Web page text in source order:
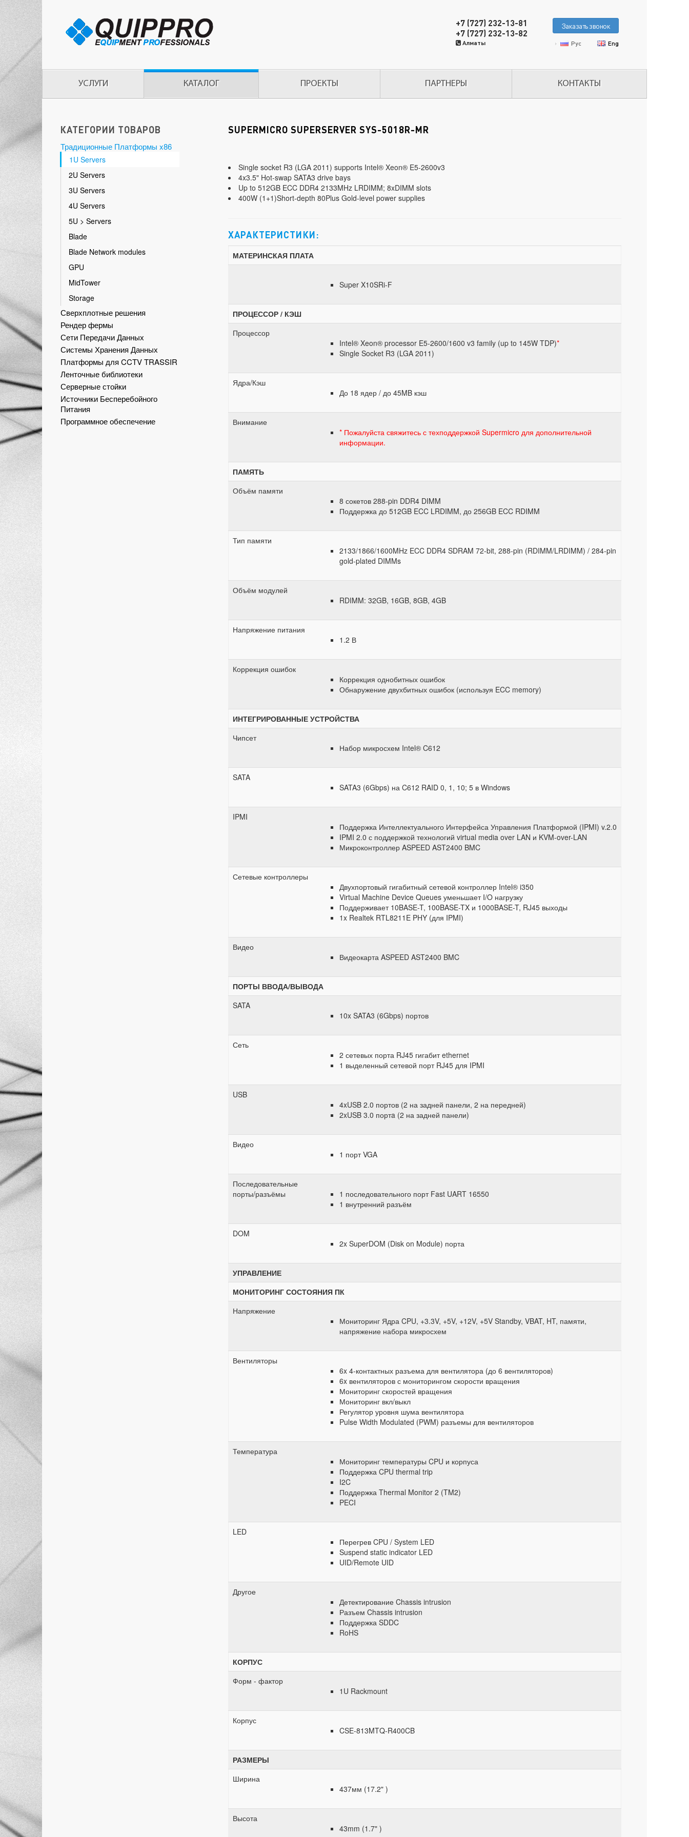
+7 (727) 232-13-81
+7 (727) 232-13-82
Алматы
Заказать звонок
Рус Eng
УСЛУГИ КАТАЛОГ ПРОЕКТЫ ПАРТНЕРЫ КОНТАКТЫ
КАТЕГОРИИ ТОВАРОВ
Традиционные Платформы x86
1U Servers
2U Servers
3U Servers
4U Servers
5U > Servers
Blade
Blade Network modules
GPU
MidTower
Storage
Сверхплотные решения
Рендер фермы
Сети Передачи Данных
Системы Хранения Данных
Платформы для CCTV TRASSIR
Ленточные библиотеки
Серверные стойки
Источники Бесперебойного
Питания
Программное обеспечение
SUPERMICRO SUPERSERVER SYS-5018R-MR
Single socket R3 (LGA 2011) supports Intel® Xeon® E5-2600v3
4x3.5" Hot-swap SATA3 drive bays
Up to 512GB ECC DDR4 2133MHz LRDIMM; 8xDIMM slots
400W (1+1)Short-depth 80Plus Gold-level power supplies
ХАРАКТЕРИСТИКИ:
МАТЕРИНСКАЯ ПЛАТА
Super X10SRi-F
ПРОЦЕССОР / КЭШ
Процессор
Intel® Xeon® processor E5-2600/1600 v3 family (up to 145W TDP)*
Single Socket R3 (LGA 2011)
Ядра/Кэш
До 18 ядер / до 45MB кэш
Внимание
* Пожалуйста свяжитесь с техподдержкой Supermicro для дополнительной
информации.
ПАМЯТЬ
Объём памяти
8 сокетов 288-pin DDR4 DIMM
Поддержка до 512GB ECC LRDIMM, до 256GB ECC RDIMM
Тип памяти
2133/1866/1600MHz ECC DDR4 SDRAM 72-bit, 288-pin (RDIMM/LRDIMM) / 284-pin
gold-plated DIMMs
Объём модулей
RDIMM: 32GB, 16GB, 8GB, 4GB
Напряжение питания
1.2 В
Коррекция ошибок
Коррекция однобитных ошибок
Обнаружение двухбитных ошибок (используя ECC memory)
ИНТЕГРИРОВАННЫЕ УСТРОЙСТВА
Чипсет
Набор микросхем Intel® C612
SATA
SATA3 (6Gbps) на C612 RAID 0, 1, 10; 5 в Windows
IPMI
Поддержка Интеллектуального Интерфейса Управления Платформой (IPMI) v.2.0
IPMI 2.0 с поддержкой технологий virtual media over LAN и KVM-over-LAN
Микроконтроллер ASPEED AST2400 BMC
Сетевые контроллеры
Двухпортовый гигабитный сетевой контроллер Intel® i350
Virtual Machine Device Queues уменьшает I/O нагрузку
Поддерживает 10BASE-T, 100BASE-TX и 1000BASE-T, RJ45 выходы
1x Realtek RTL8211E PHY (для IPMI)
Видео
Видеокарта ASPEED AST2400 BMC
ПОРТЫ ВВОДА/ВЫВОДА
SATA
10x SATA3 (6Gbps) портов
Сеть
2 сетевых порта RJ45 гигабит ethernet
1 выделенный сетевой порт RJ45 для IPMI
USB
4xUSB 2.0 портов (2 на задней панели, 2 на передней)
2xUSB 3.0 портa (2 на задней панели)
Видео
1 порт VGA
Последовательные
порты/разъёмы
1 последовательного порт Fast UART 16550
1 внутренний разъём
DOM
2x SuperDOM (Disk on Module) порта
УПРАВЛЕНИЕ
МОНИТОРИНГ СОСТОЯНИЯ ПК
Напряжение
Мониторинг Ядра CPU, +3.3V, +5V, +12V, +5V Standby, VBAT, HT, памяти,
напряжение набора микросхем
Вентиляторы
6x 4-контактных разъема для вентилятора (до 6 вентиляторов)
6x вентиляторов с мониторингом скорости вращения
Мониторинг скоростей вращения
Мониторинг вкл/выкл
Регулятор уровня шума вентилятора
Pulse Width Modulated (PWM) разъемы для вентиляторов
Температура
Мониторинг температуры CPU и корпуса
Поддержка CPU thermal trip
I2C
Поддержка Thermal Monitor 2 (TM2)
PECI
LED
Перегрев CPU / System LED
Suspend static indicator LED
UID/Remote UID
Другое
Детектирование Chassis intrusion
Разъем Chassis intrusion
Поддержка SDDC
RoHS
КОРПУС
Форм - фактор
1U Rackmount
Корпус
CSE-813MTQ-R400CB
РАЗМЕРЫ
Ширина
437мм (17.2" )
Высота
43mm (1.7" )